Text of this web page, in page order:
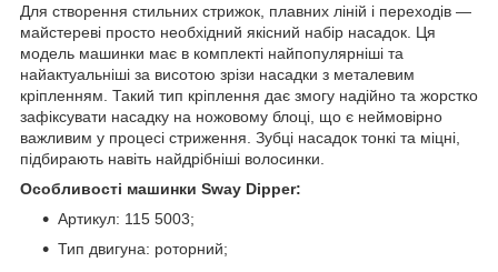
Для створення стильних стрижок, плавних ліній і переходів —
майстереві просто необхідний якісний набір насадок. Ця
модель машинки має в комплекті найпопулярніші та
найактуальніші за висотою зрізи насадки з металевим
кріпленням. Такий тип кріплення дає змогу надійно та жорстко
зафіксувати насадку на ножовому блоці, що є неймовірно
важливим у процесі стриження. Зубці насадок тонкі та міцні,
підбирають навіть найдрібніші волосинки.
Особливості машинки Sway Dipper:
Артикул: 115 5003;
Тип двигуна: роторний;